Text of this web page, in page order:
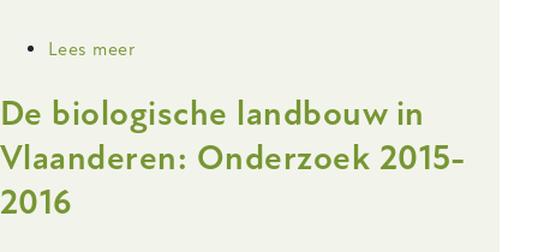
Lees meer
van
maaimeststoffen
in
De biologische landbouw in
Vlaanderen: Onderzoek 2015-
2016